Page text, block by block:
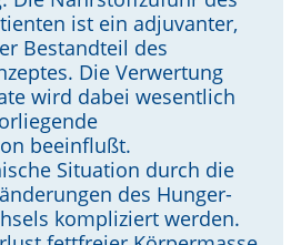
ist ein adjuvanter,
Bestandteil des
Die Verwertung
wird dabei wesentlich
beeinflußt.
Situation durch die
des Hunger-
kompliziert werden.